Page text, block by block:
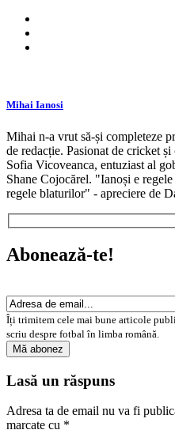
Mihai Ianosi
Mihai n-a vrut să-și completeze
de redacție. Pasionat de cricket
Sofia Vicoveanca, entuziast al
Shane Cojocărel. "Ianoși e
regele blaturilor" - apreciere de
Abonează-te!
Îți trimitem cele mai bune articole
scriu despre fotbal în limba română.
Lasă un răspuns
Adresa ta de email nu va fi
marcate cu *